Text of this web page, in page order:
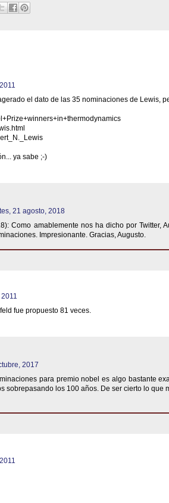
el dato de las 35 nominaciones de Lewis,
ya sabe ;-)
21 agosto, 2018
Como amablemente nos ha dicho por Twitter,
Impresionante. Gracias, Augusto.
fue propuesto 81 veces.
2017
para premio nobel es algo bastante
sobrepasando los 100 años. De ser cierto lo que